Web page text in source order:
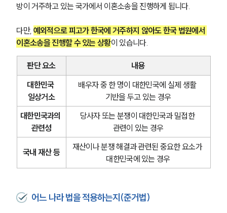
방이 거주하고 있는 국가에서 이혼소송을 진행하게 됩니다.
다만, 예외적으로 피고가 한국에 거주하지 않아도 한국 법원에서
이혼소송을 진행할 수 있는 상황이 있습니다.
판단 요소
내용
대한민국
일상거소
배우자 중 한 명이 대한민국에 실제 생활
기반을 두고 있는 경우
대한민국과의
관련성
당사자 또는 분쟁이 대한민국과 밀접한
관련이 있는 경우
국내 재산 등
재산이나 분쟁 해결과 관련된 중요한 요소가
대한민국에 있는 경우
어느 나라 법을 적용하는지(준거법)